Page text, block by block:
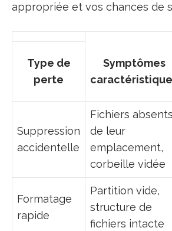
appropriée et vos chances de
Type de
perte
Symptômes
Suppression
accidentelle
Fichiers absents
de leur
emplacement,
corbeille vidée
Formatage
rapide
Partition vide,
structure de
fichiers intacte